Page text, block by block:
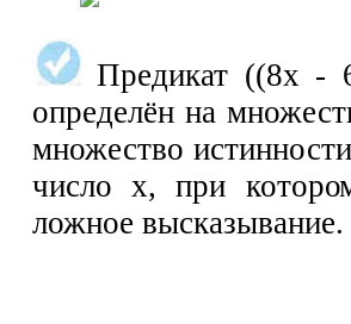
Предикат ((8x
определён на
множество
число х, при
ложное высказывание.